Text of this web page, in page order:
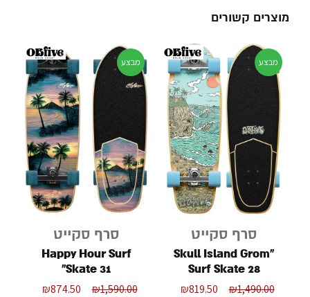
מוצרים קשורים
מבצע
סרף סקייט
Happy Hour Surf
Skate 31"
₪1,590.00
₪874.50
מבצע
סרף סקייט
"Skull Island Grom
Surf Skate 28
₪1,490.00
₪819.50